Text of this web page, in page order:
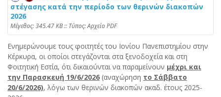
στέγασης κατά την περίοδο των θερινών διακοπών
2026
Mέγεθος: 345.47 KB :: Τύπος: Αρχείο PDF
Ενημερώνουμε τους φοιτητές του Ιονίου Πανεπιστημίου στην
Κέρκυρα, οι οποίοι στεγάζονται στα ξενοδοχεία και στη
Φοιτητική Εστία, ότι δικαιούνται να παραμείνουν μέχρι και
την Παρασκευή 19/6/2026 (αναχώρηση το Σάββατο
20/6/2026), λόγω των θερινών διακοπών ακαδ. έτους 2025-